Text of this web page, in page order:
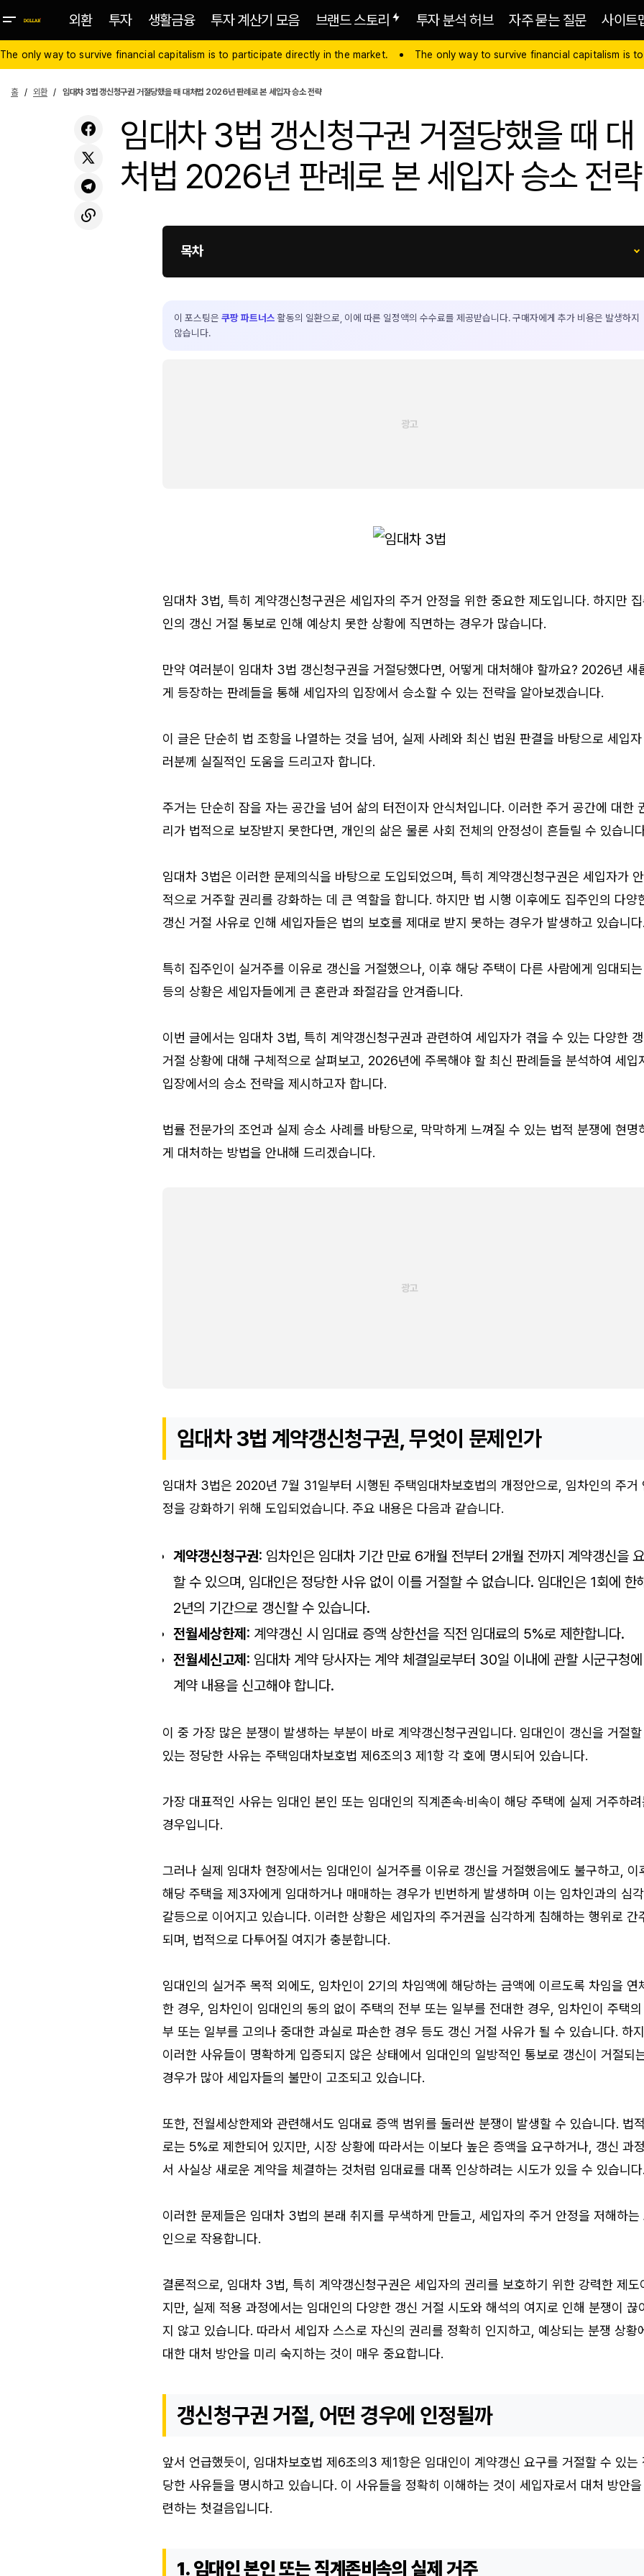
외환 투자 생활금융 투자 계산기 모음 브랜드 스토리 투자 분석 허브 자주 묻는 질문 사이트
The only way to survive financial capitalism is to participate directly in the market. The only way to survive financial capitalism is
홈 외환 임대차 3법 갱신청구권 거절당했을 때 대처법 2026년 판례로 본 세입자 승소 전략
임대차 3법 갱신청구권 거절당했을 때 대
처법 2026년 판례로 본 세입자 승소 전략
목차
이 포스팅은 쿠팡 파트너스 활동의 일환으로, 이에 따른 일정액의 수수료를 제공받습니다. 구매자에게 추가 비용은 발생하지
않습니다.
임대차 3법, 특히 계약갱신청구권은 세입자의 주거 안정을 위한 중요한 제도입니다. 하지만
인의 갱신 거절 통보로 인해 예상치 못한 상황에 직면하는 경우가 많습니다.
만약 여러분이 임대차 3법 갱신청구권을 거절당했다면, 어떻게 대처해야 할까요? 2026년 새
게 등장하는 판례들을 통해 세입자의 입장에서 승소할 수 있는 전략을 알아보겠습니다.
이 글은 단순히 법 조항을 나열하는 것을 넘어, 실제 사례와 최신 법원 판결을 바탕으로 세입자
러분께 실질적인 도움을 드리고자 합니다.
주거는 단순히 잠을 자는 공간을 넘어 삶의 터전이자 안식처입니다. 이러한 주거 공간에 대한
리가 법적으로 보장받지 못한다면, 개인의 삶은 물론 사회 전체의 안정성이 흔들릴 수 있습니
임대차 3법은 이러한 문제의식을 바탕으로 도입되었으며, 특히 계약갱신청구권은 세입자가
적으로 거주할 권리를 강화하는 데 큰 역할을 합니다. 하지만 법 시행 이후에도 집주인의 다양
갱신 거절 사유로 인해 세입자들은 법의 보호를 제대로 받지 못하는 경우가 발생하고 있습니다.
특히 집주인이 실거주를 이유로 갱신을 거절했으나, 이후 해당 주택이 다른 사람에게 임대되는
등의 상황은 세입자들에게 큰 혼란과 좌절감을 안겨줍니다.
이번 글에서는 임대차 3법, 특히 계약갱신청구권과 관련하여 세입자가 겪을 수 있는 다양한
거절 상황에 대해 구체적으로 살펴보고, 2026년에 주목해야 할 최신 판례들을 분석하여 세입
입장에서의 승소 전략을 제시하고자 합니다.
법률 전문가의 조언과 실제 승소 사례를 바탕으로, 막막하게 느껴질 수 있는 법적 분쟁에 현명
게 대처하는 방법을 안내해 드리겠습니다.
임대차 3법 계약갱신청구권, 무엇이 문제인가
임대차 3법은 2020년 7월 31일부터 시행된 주택임대차보호법의 개정안으로, 임차인의 주거
정을 강화하기 위해 도입되었습니다. 주요 내용은 다음과 같습니다.
계약갱신청구권: 임차인은 임대차 기간 만료 6개월 전부터 2개월 전까지 계약갱신을
할 수 있으며, 임대인은 정당한 사유 없이 이를 거절할 수 없습니다. 임대인은 1회에 한
2년의 기간으로 갱신할 수 있습니다.
전월세상한제 : 계약갱신 시 임대료 증액 상한선을 직전 임대료의 5%로 제한합니다.
전월세신고제 : 임대차 계약 당사자는 계약 체결일로부터 30일 이내에 관할 시군구청에
계약 내용을 신고해야 합니다.
이 중 가장 많은 분쟁이 발생하는 부분이 바로 계약갱신청구권입니다. 임대인이 갱신을 거절
있는 정당한 사유는 주택임대차보호법 제6조의3 제1항 각 호에 명시되어 있습니다.
가장 대표적인 사유는 임대인 본인 또는 임대인의 직계존속·비속이 해당 주택에 실제 거주하려
경우입니다.
그러나 실제 임대차 현장에서는 임대인이 실거주를 이유로 갱신을 거절했음에도 불구하고, 이
해당 주택을 제3자에게 임대하거나 매매하는 경우가 빈번하게 발생하며 이는 임차인과의 심
갈등으로 이어지고 있습니다. 이러한 상황은 세입자의 주거권을 심각하게 침해하는 행위로 간
되며, 법적으로 다투어질 여지가 충분합니다.
임대인의 실거주 목적 외에도, 임차인이 2기의 차임액에 해당하는 금액에 이르도록 차임을 연
한 경우, 임차인이 임대인의 동의 없이 주택의 전부 또는 일부를 전대한 경우, 임차인이 주택의
부 또는 일부를 고의나 중대한 과실로 파손한 경우 등도 갱신 거절 사유가 될 수 있습니다. 하
이러한 사유들이 명확하게 입증되지 않은 상태에서 임대인의 일방적인 통보로 갱신이 거절되
경우가 많아 세입자들의 불만이 고조되고 있습니다.
또한, 전월세상한제와 관련해서도 임대료 증액 범위를 둘러싼 분쟁이 발생할 수 있습니다. 법
로는 5%로 제한되어 있지만, 시장 상황에 따라서는 이보다 높은 증액을 요구하거나, 갱신 과
서 사실상 새로운 계약을 체결하는 것처럼 임대료를 대폭 인상하려는 시도가 있을 수 있습니다.
이러한 문제들은 임대차 3법의 본래 취지를 무색하게 만들고, 세입자의 주거 안정을 저해하는
인으로 작용합니다.
결론적으로, 임대차 3법, 특히 계약갱신청구권은 세입자의 권리를 보호하기 위한 강력한 제도
지만, 실제 적용 과정에서는 임대인의 다양한 갱신 거절 시도와 해석의 여지로 인해 분쟁이 끊이
지 않고 있습니다. 따라서 세입자 스스로 자신의 권리를 정확히 인지하고, 예상되는 분쟁 상황
대한 대처 방안을 미리 숙지하는 것이 매우 중요합니다.
갱신청구권 거절, 어떤 경우에 인정될까
앞서 언급했듯이, 임대차보호법 제6조의3 제1항은 임대인이 계약갱신 요구를 거절할 수 있는
당한 사유들을 명시하고 있습니다. 이 사유들을 정확히 이해하는 것이 세입자로서 대처 방안
련하는 첫걸음입니다.
1. 임대인 본인 또는 직계존비속의 실제 거주